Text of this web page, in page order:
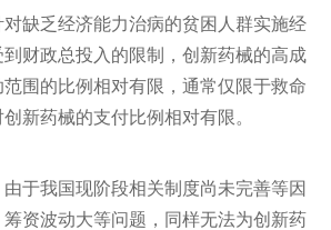
对缺乏经济能力治病的贫困人群实施经
财政总投入的限制，创新药械的高成
围的比例相对有限，通常仅限于救命
新药械的支付比例相对有限。
于我国现阶段相关制度尚未完善等因
资波动大等问题，同样无法为创新药